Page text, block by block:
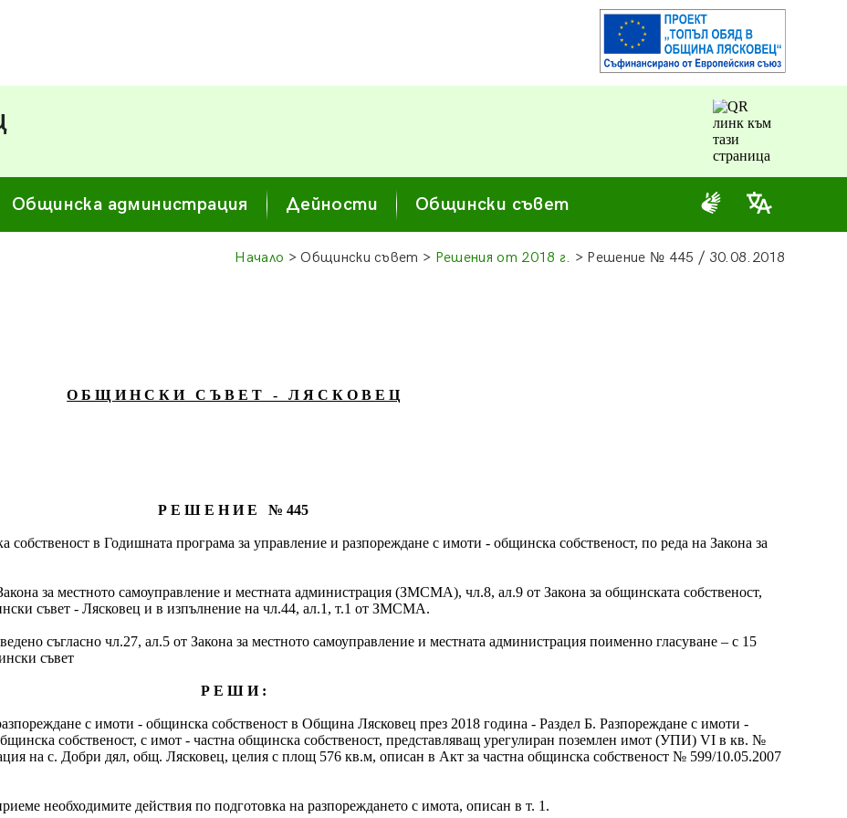
Общинска администрация Дейности Общински съвет
Начало > Общински съвет > Решения от 2018 г. > Решение № 445 / 30.08.2018
О Б Щ И Н С К И С Ъ В Е Т - Л Я С К О В Е Ц
Р Е Ш Е Н И Е № 445
в Годишната програма за управление и разпореждане с имоти - общинска собственост, по реда на Закона за
за местното самоуправление и местната администрация (ЗМСМА), чл.8, ал.9 от Закона за общинската собственост,
съвет - Лясковец и в изпълнение на чл.44, ал.1, т.1 от ЗМСМА.
съгласно чл.27, ал.5 от Закона за местното самоуправление и местната администрация поименно гласуване – с 15
съвет
Р Е Ш И :
с имоти - общинска собственост в Община Лясковец през 2018 година - Раздел Б. Разпореждане с имоти -
собственост, с имот - частна общинска собственост, представляващ урегулиран поземлен имот (УПИ) VІ в кв. №
на с. Добри дял, общ. Лясковец, целия с площ 576 кв.м, описан в Акт за частна общинска собственост № 599/10.05.2007
необходимите действия по подготовка на разпореждането с имота, описан в т. 1.